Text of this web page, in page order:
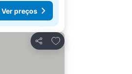
Ver preços
Partilhar
Adicionar aos favoritos